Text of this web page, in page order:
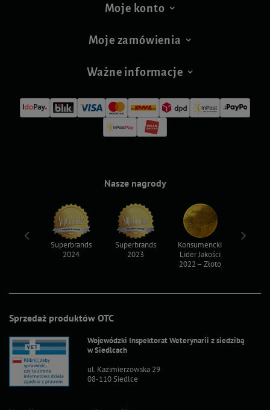
Moje konto
Moje zamówienia
Ważne informacje
Sprzedaż produktów OTC
Wojewódzki Inspektorat Weterynarii z siedzibą
w Siedlcach
ul. Kazimierzowska 29
08-110 Siedlce
Nasze nagrody
Superbrands
2024
Superbrands
2023
Konsumencki
Lider Jakości
2022 – Złoto